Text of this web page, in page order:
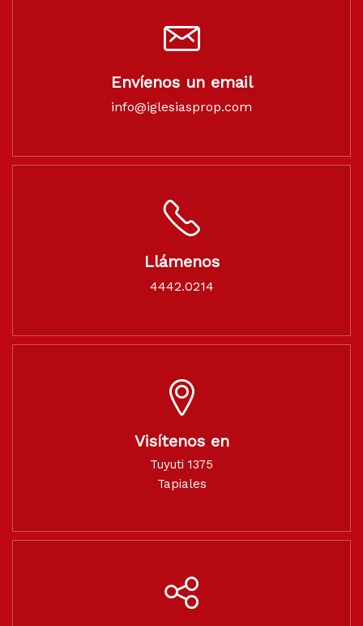
Envíenos un email
info@iglesiasprop.com
Llámenos
4442.0214
Visítenos en
Tuyuti 1375
Tapiales